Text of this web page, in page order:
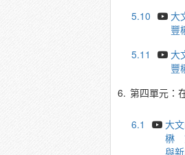
5.10
大
豐
5.11
大
豐
6. 第四單元：
6.1
大
楙
與